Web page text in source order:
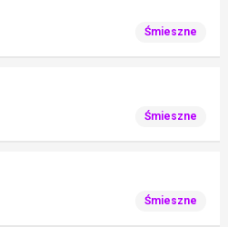
Śmieszne
Śmieszne
Śmieszne